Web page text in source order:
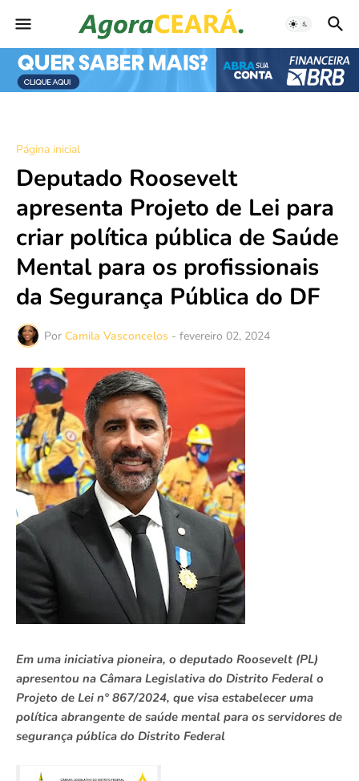
Página inicial
Deputado Roosevelt
apresenta Projeto de Lei para
criar política pública de Saúde
Mental para os profissionais
da Segurança Pública do DF
Por Camila Vasconcelos - fevereiro 02, 2024
Em uma iniciativa pioneira, o deputado Roosevelt (PL)
apresentou na Câmara Legislativa do Distrito Federal o
Projeto de Lei n° 867/2024, que visa estabelecer uma
política abrangente de saúde mental para os servidores de
segurança pública do Distrito Federal